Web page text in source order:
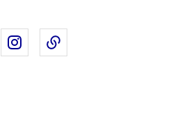
X
Partager sur Linkedin
Partager sur Instagram